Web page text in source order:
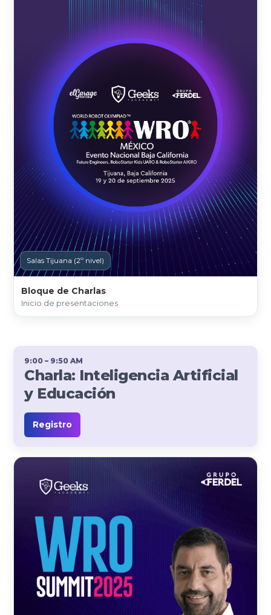
Salas Tijuana (2º nivel)
Bloque de Charlas
Inicio de presentaciones
9:00 – 9:50 AM
Charla: Inteligencia Artificial
y Educación
Registro